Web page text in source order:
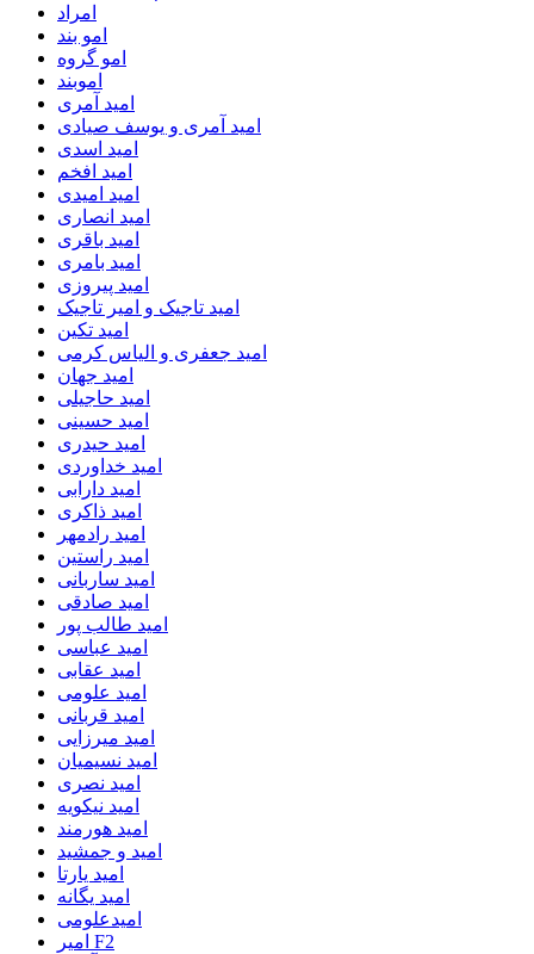
امراد
امو بند
امو گروه
اموبند
امید آمری
امید آمری و یوسف صیادی
امید اسدی
امید افخم
امید امیدی
امید انصاری
امید باقری
امید بامری
امید پیروزی
امید تاجیک و امیر تاجیک
امید تکین
امید جعفری و الیاس کرمی
امید جهان
امید حاجیلی
امید حسینی
امید حیدری
امید خداوردی
امید دارابی
امید ذاکری
امید رادمهر
امید راستین
امید ساربانی
امید صادقی
امید طالب پور
امید عباسی
امید عقابی
امید علومی
امید قربانی
امید میرزایی
امید نسیمیان
امید نصری
امید نیکویه
امید هورمند
امید و جمشید
امید یارتا
امید یگانه
امیدعلومی
امیر F2